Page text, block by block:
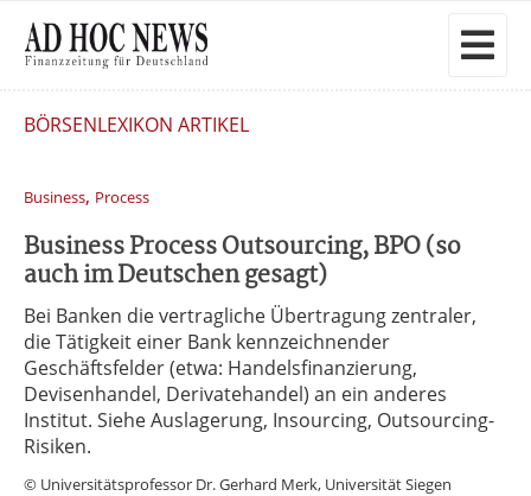
BÖRSENLEXIKON ARTIKEL
Business, Process
Business Process Outsourcing, BPO (so
auch im Deutschen gesagt)
Bei Banken die vertragliche Übertragung zentraler,
die Tätigkeit einer Bank kennzeichnender
Geschäftsfelder (etwa: Handelsfinanzierung,
Devisenhandel, Derivatehandel) an ein anderes
Institut. Siehe Auslagerung, Insourcing, Outsourcing-
Risiken.
© Universitätsprofessor Dr. Gerhard Merk, Universität Siegen